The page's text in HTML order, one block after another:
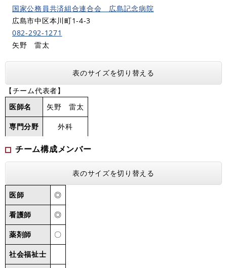
国家公務員共済組合連合会 広島記念病院
広島市中区本川町1-4-3
082-292-1271
矢野 雷太
表のサイズを切り替える
【チーム代表者】
医師名
矢野 雷太
専門分野 外科
チーム構成メンバー
表のサイズを切り替える
医師 ◎
看護師 ◎
薬剤師 〇
社会福祉士